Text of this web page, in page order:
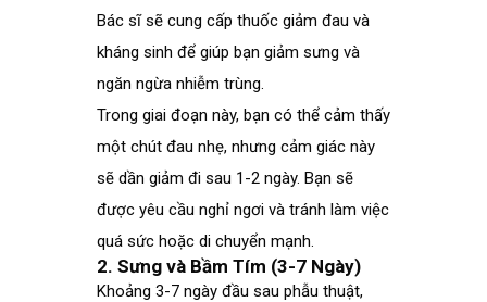
Bác sĩ sẽ cung cấp thuốc giảm đau và
kháng sinh để giúp bạn giảm sưng và
ngăn ngừa nhiễm trùng.
Trong giai đoạn này, bạn có thể cảm thấy
một chút đau nhẹ, nhưng cảm giác này
sẽ dần giảm đi sau 1-2 ngày. Bạn sẽ
được yêu cầu nghỉ ngơi và tránh làm việc
quá sức hoặc di chuyển mạnh.
2. Sưng và Bầm Tím (3-7 Ngày)
Khoảng 3-7 ngày đầu sau phẫu thuật,